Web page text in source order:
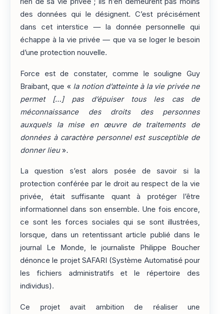
des données qui le désignent. C’est précisément
dans cet interstice — la donnée personnelle qui
échappe à la vie privée — que va se loger le besoin
d’une protection nouvelle.
Force est de constater, comme le souligne Guy
Braibant, que « la notion d’atteinte à la vie privée ne
permet […] pas d’épuiser tous les cas de
méconnaissance des droits des personnes
auxquels la mise en œuvre de traitements de
données à caractère personnel est susceptible de
donner lieu».
La question s’est alors posée de savoir si la
protection conférée par le droit au respect de la vie
privée, était suffisante quant à protéger l’être
informationnel dans son ensemble. Une fois encore,
ce sont les forces sociales qui se sont illustrées,
lorsque, dans un retentissant article publié dans le
journal Le Monde, le journaliste Philippe Boucher
dénonce le projet SAFARI (Système Automatisé pour
les fichiers administratifs et le répertoire des
individus).
Ce projet avait ambition de réaliser une